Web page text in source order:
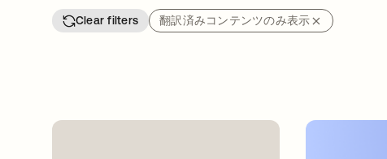
Clear filters 翻訳済みコンテンツのみ表示